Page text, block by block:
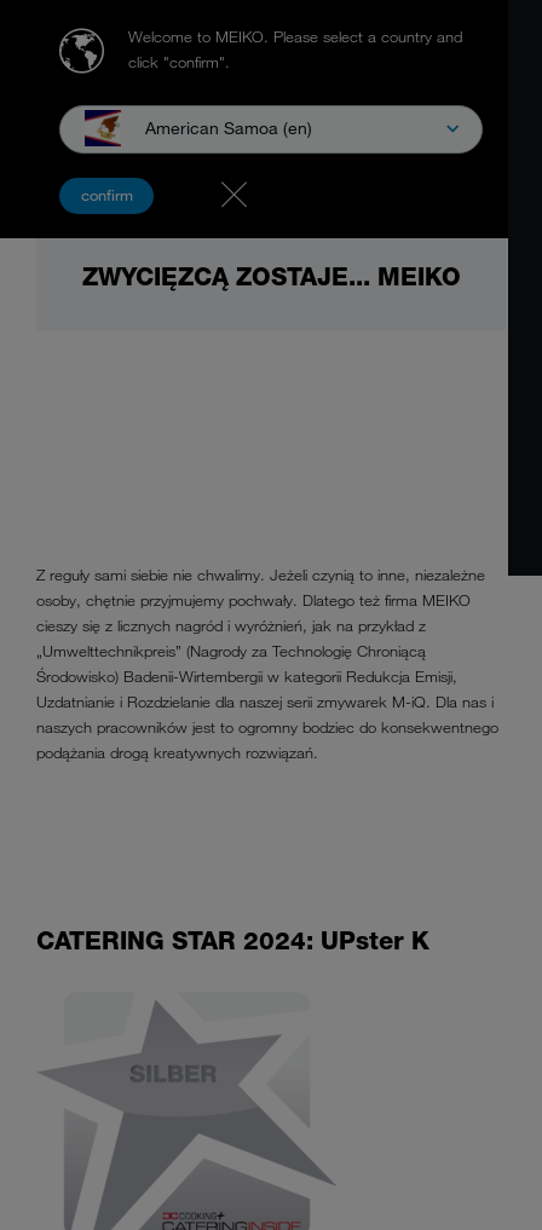
Welcome to MEIKO. Please select a country and
click "confirm".
American Samoa (en)
confirm
ZWYCIĘZCĄ ZOSTAJE... MEIKO
Z reguły sami siebie nie chwalimy. Jeżeli czynią to inne, niezależne
osoby, chętnie przyjmujemy pochwały. Dlatego też firma MEIKO
cieszy się z licznych nagród i wyróżnień, jak na przykład z
„Umwelttechnikpreis” (Nagrody za Technologię Chroniącą
Środowisko) Badenii-Wirtembergii w kategorii Redukcja Emisji,
Uzdatnianie i Rozdzielanie dla naszej serii zmywarek M-iQ. Dla nas i
naszych pracowników jest to ogromny bodziec do konsekwentnego
podążania drogą kreatywnych rozwiązań.
CATERING STAR 2024: UPster K